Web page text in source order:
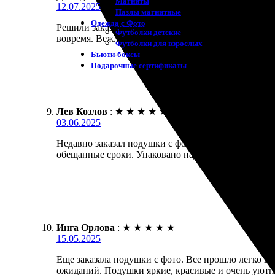
Пазлы магнитные
Одежда с Фото
Футболки детские
Футболки для взрослых
Бьюти-боксы
Подарочные сертификаты
12.07.2025
Решили заказать подушки с фотографиями.
вовремя. Вежливые менеджеры помогли с
Лев Козлов : ★ ★ ★ ★ ★
03.06.2025
Недавно заказал подушки с фотографиями. Очень
обещанные сроки. Упаковано надежно, никаких
Инга Орлова : ★ ★ ★ ★ ★
15.05.2025
Еще заказала подушки с фото. Все прошло легко и
ожиданий. Подушки яркие, красивые и очень